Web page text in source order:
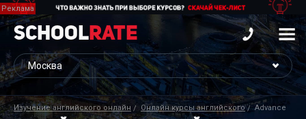
School Rate
Изучение английского онлайн Онлайн курсы английского Advance